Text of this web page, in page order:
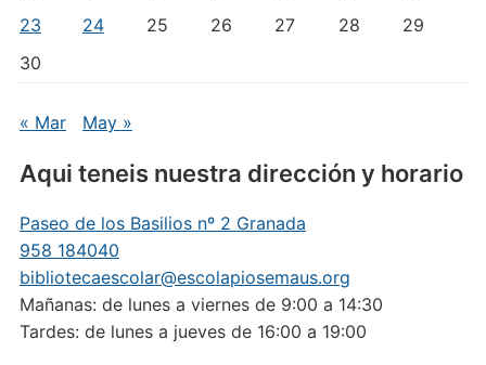
23
24 25 26 27 28
29
30
« Mar May »
Aqui teneis nuestra dirección y horario
Paseo de los Basilios nº 2 Granada
958 184040
bibliotecaescolar@escolapiosemaus.org
Mañanas: de lunes a viernes de 9:00 a 14:30
Tardes: de lunes a jueves de 16:00 a 19:00